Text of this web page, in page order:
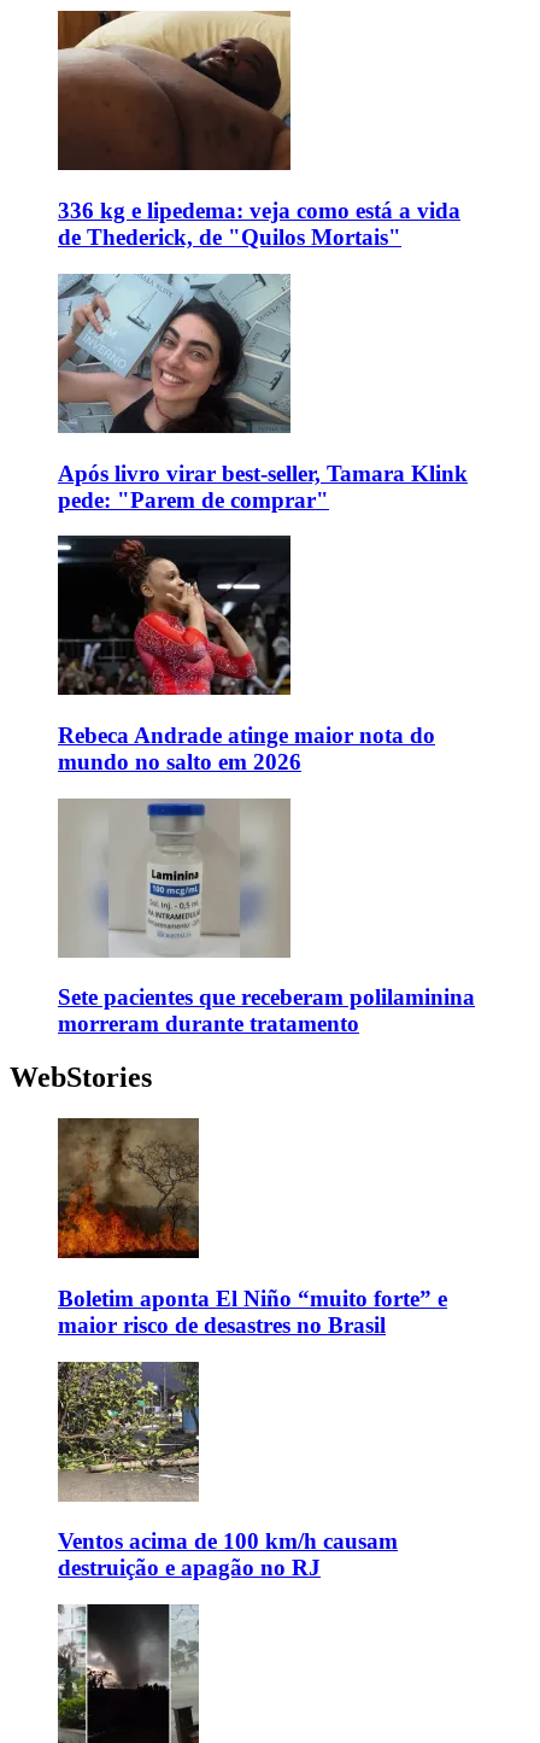
336 kg e lipedema: veja como está a vida
de Thederick, de "Quilos Mortais"
Após livro virar best-seller, Tamara Klink
pede: "Parem de comprar"
Rebeca Andrade atinge maior nota do
mundo no salto em 2026
Sete pacientes que receberam polilaminina
morreram durante tratamento
WebStories
Boletim aponta El Niño “muito forte” e
maior risco de desastres no Brasil
Ventos acima de 100 km/h causam
destruição e apagão no RJ